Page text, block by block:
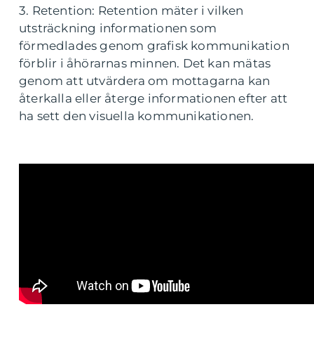
3. Retention: Retention mäter i vilken
utsträckning informationen som
förmedlades genom grafisk kommunikation
förblir i åhörarnas minnen. Det kan mätas
genom att utvärdera om mottagarna kan
återkalla eller återge informationen efter att
ha sett den visuella kommunikationen.